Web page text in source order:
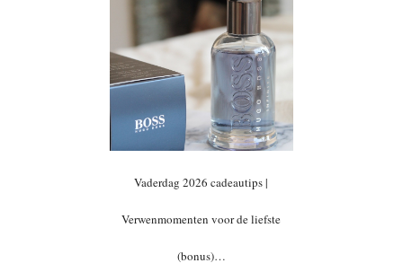
Vaderdag 2026 cadeautips |
Verwenmomenten voor de liefste
(bonus)…